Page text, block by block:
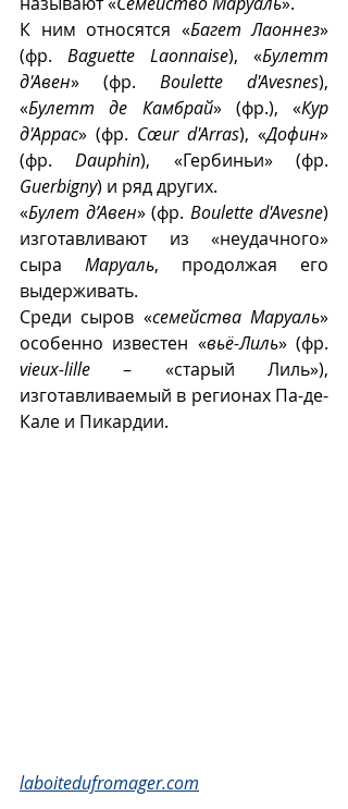
К ним относятся «Багет Лаоннез»
(фр. Baguette Laonnaise), «Булетт
д'Авен» (фр. Boulette d'Avesnes),
«Булетт де Камбрай» (фр.), «Кур
д'Аррас» (фр. Cœur d'Arras), «Дофин»
(фр. Dauphin
Guerbigny) и ряд других.
«Булет д’Авен» (фр. Boulette d'Avesne)
изготавливают из «неудачного»
сыра Маруаль, продолжая его
выдерживать.
Среди сыров «семейства Маруаль»
особенно известен «вьё-Лиль
vieux-lille – «старый Лиль»),
изготавливаемый в регионах Па-де-
Кале и Пикардии.
laboitedufromager.com